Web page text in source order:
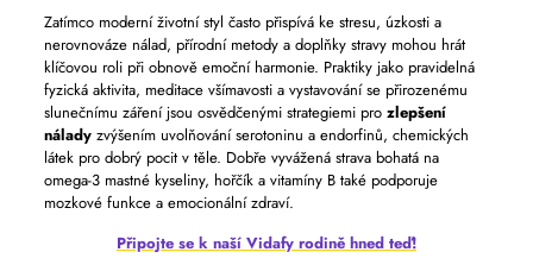
Zatímco moderní životní styl často přispívá ke stresu, úzkosti a
nerovnováze nálad, přírodní metody a doplňky stravy mohou hrát
klíčovou roli při obnově emoční harmonie. Praktiky jako pravidelná
fyzická aktivita, meditace všímavosti a vystavování se přirozenému
slunečnímu záření jsou osvědčenými strategiemi pro zlepšení
náladyzvýšením uvolňování serotoninu a endorfinů, chemických
látek pro dobrý pocit v těle. Dobře vyvážená strava bohatá na
omega-3 mastné kyseliny, hořčík a vitamíny B také podporuje
mozkové funkce a emocionální zdraví.
Připojte se k naší Vidafy rodině hned teď!